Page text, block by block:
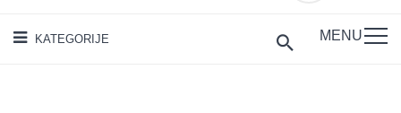
KATEGORIJE MENU